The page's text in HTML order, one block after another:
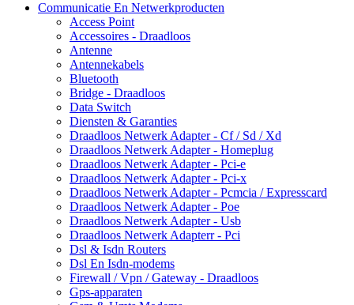
Communicatie En Netwerkproducten
Access Point
Accessoires - Draadloos
Antenne
Antennekabels
Bluetooth
Bridge - Draadloos
Data Switch
Diensten & Garanties
Draadloos Netwerk Adapter - Cf / Sd / Xd
Draadloos Netwerk Adapter - Homeplug
Draadloos Netwerk Adapter - Pci-e
Draadloos Netwerk Adapter - Pci-x
Draadloos Netwerk Adapter - Pcmcia / Expresscard
Draadloos Netwerk Adapter - Poe
Draadloos Netwerk Adapter - Usb
Draadloos Netwerk Adapterr - Pci
Dsl & Isdn Routers
Dsl En Isdn-modems
Firewall / Vpn / Gateway - Draadloos
Gps-apparaten